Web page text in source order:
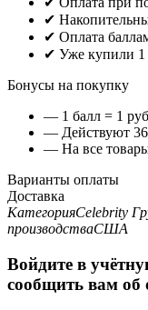
✔
✔ Оплата
✔ Уже купили 1
Бонусы на покупку
— 1 балл = 1
— Действуют
— На все
Варианты оплаты
Доставка
КатегорияCelebrity
производстваСША
Войдите в
сообщить вам об